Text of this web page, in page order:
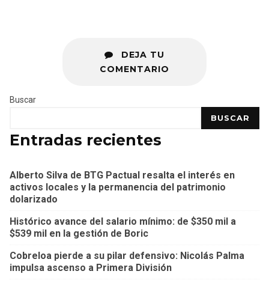
DEJA TU
COMENTARIO
Buscar
BUSCAR
Entradas recientes
Alberto Silva de BTG Pactual resalta el interés en
activos locales y la permanencia del patrimonio
dolarizado
Histórico avance del salario mínimo: de $350 mil a
$539 mil en la gestión de Boric
Cobreloa pierde a su pilar defensivo: Nicolás Palma
impulsa ascenso a Primera División